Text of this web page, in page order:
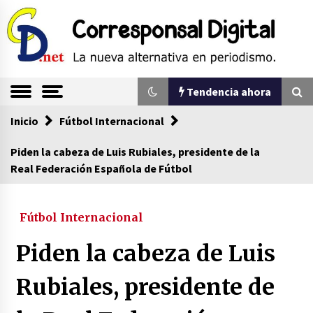
Saltar
al
contenido
Corresponsal
Digital
La nueva alternativa en periodismo
Tendencia ahora
Tendencia ahora
Comienza la era del felino, medio país tiene
20/06/2026
Se eligen los supuestos futuros roedores del
Inicio Fútbol Internacional
Piden la cabeza de Luis Rubiales, presidente de la
Real Federación Española de Fútbol
Fútbol Internacional
Piden la cabeza de Luis
Rubiales, presidente de